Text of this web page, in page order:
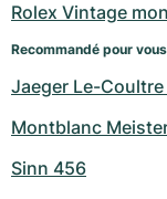
Rolex Vintage
Recommandé pour vous
Jaeger Le-Coultre
Montblanc
Sinn 456